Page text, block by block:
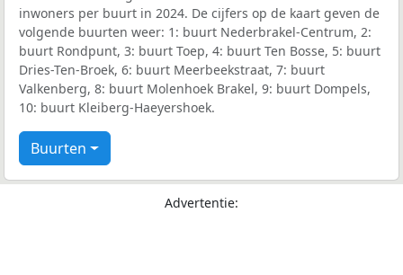
inwoners per buurt in 2024. De cijfers op de kaart geven de
volgende buurten weer: 1: buurt Nederbrakel-Centrum, 2:
buurt Rondpunt, 3: buurt Toep, 4: buurt Ten Bosse, 5: buurt
Dries-Ten-Broek, 6: buurt Meerbeekstraat, 7: buurt
Valkenberg, 8: buurt Molenhoek Brakel, 9: buurt Dompels,
10: buurt Kleiberg-Haeyershoek.
Buurten
Advertentie: